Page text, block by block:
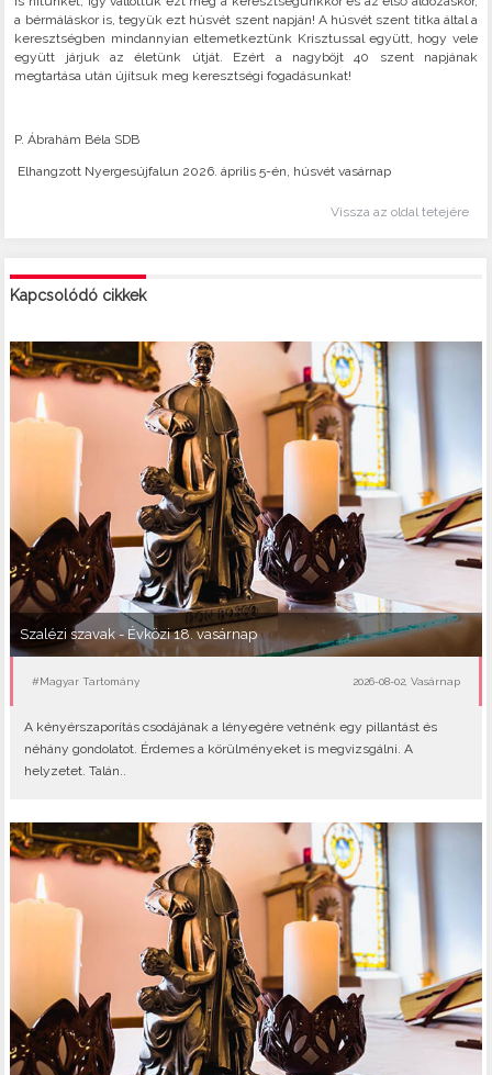
a bérmáláskor is, tegyük ezt húsvét szent napján! A húsvét szent titka által a
keresztségben mindannyian eltemetkeztünk Krisztussal együtt, hogy vele
együtt járjuk az életünk útját. Ezért a nagyböjt 40 szent napjának
megtartása után újítsuk meg keresztségi fogadásunkat!
P. Ábrahám Béla SDB
Elhangzott Nyergesújfalun 2026. április 5-én, húsvét vasárnap
Vissza az oldal tetejére
Kapcsolódó cikkek
Szalézi szavak - Évközi 18. vasárnap
#Magyar Tartomány 2026-08-02, Vasárnap
A kényérszaporítás csodájának a lényegére vetnénk egy pillantást és
néhány gondolatot. Érdemes a körülményeket is megvizsgálni. A
helyzetet. Talán..